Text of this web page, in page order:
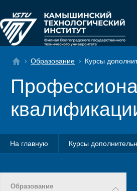
Образование Курсы
На главную Курсы
Образование